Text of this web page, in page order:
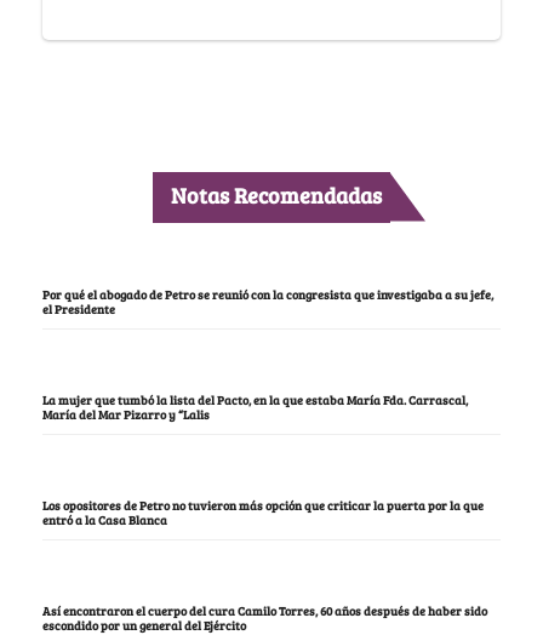
Notas Recomendadas
Por qué el abogado de Petro se reunió con la congresista que investigaba a su jefe,
el Presidente
La mujer que tumbó la lista del Pacto, en la que estaba María Fda. Carrascal,
María del Mar Pizarro y “Lalis
Los opositores de Petro no tuvieron más opción que criticar la puerta por la que
entró a la Casa Blanca
Así encontraron el cuerpo del cura Camilo Torres, 60 años después de haber sido
escondido por un general del Ejército